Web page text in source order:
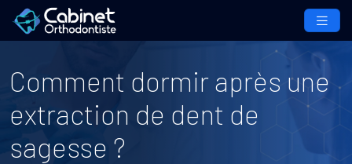
Comment dormir après une
extraction de dent de
sagesse ?